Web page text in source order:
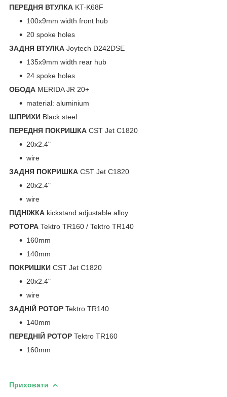
ПЕРЕДНЯ ВТУЛКА KT-K68F
100x9mm width front hub
20 spoke holes
ЗАДНЯ ВТУЛКА Joytech D242DSE
135x9mm width rear hub
24 spoke holes
ОБОДА MERIDA JR 20+
material: aluminium
ШПРИХИ Black steel
ПЕРЕДНЯ ПОКРИШКА CST Jet C1820
20x2.4"
wire
ЗАДНЯ ПОКРИШКА CST Jet C1820
20x2.4"
wire
ПІДНІЖКА kickstand adjustable alloy
РОТОРА Tektro TR160 / Tektro TR140
160mm
140mm
ПОКРИШКИ CST Jet C1820
20x2.4"
wire
ЗАДНІЙ РОТОР Tektro TR140
140mm
ПЕРЕДНІЙ РОТОР Tektro TR160
160mm
Приховати